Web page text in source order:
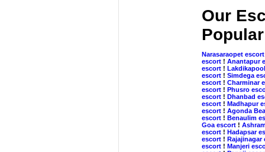
Our
Narasaraopet escort
escort ! Anantapur
escort !
escort ! Simdega
escort ! Charminar
escort ! Phusro
escort ! Dhanbad
escort ! Madhapur
escort ! Agonda
escort ! Benaulim
Goa escort !
escort ! Hadapsar
escort ! Rajajinagar
escort ! Manjeri